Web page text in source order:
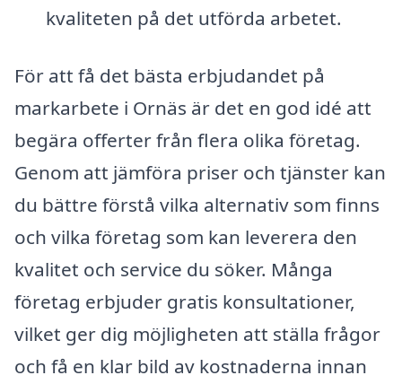
kvaliteten på det utförda arbetet.
För att få det bästa erbjudandet på
markarbete i Ornäs är det en god idé att
begära offerter från flera olika företag.
Genom att jämföra priser och tjänster kan
du bättre förstå vilka alternativ som finns
och vilka företag som kan leverera den
kvalitet och service du söker. Många
företag erbjuder gratis konsultationer,
vilket ger dig möjligheten att ställa frågor
och få en klar bild av kostnaderna innan